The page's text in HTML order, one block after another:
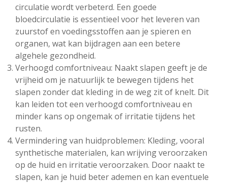
circulatie wordt verbeterd. Een goede
bloedcirculatie is essentieel voor het leveren van
zuurstof en voedingsstoffen aan je spieren en
organen, wat kan bijdragen aan een betere
algehele gezondheid.
Verhoogd comfortniveau: Naakt slapen geeft je de
vrijheid om je natuurlijk te bewegen tijdens het
slapen zonder dat kleding in de weg zit of knelt. Dit
kan leiden tot een verhoogd comfortniveau en
minder kans op ongemak of irritatie tijdens het
rusten.
Vermindering van huidproblemen: Kleding, vooral
synthetische materialen, kan wrijving veroorzaken
op de huid en irritatie veroorzaken. Door naakt te
slapen, kan je huid beter ademen en kan eventuele